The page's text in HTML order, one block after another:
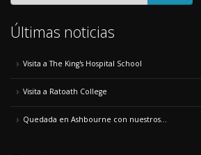
Últimas noticias
Visita a The King's Hospital School
Visita a Ratoath College
Quedada en Ashbourne con nuestros...